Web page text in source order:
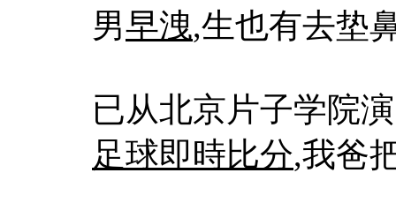
男早洩,生也有去垫
已从北京片子学院
足球即時比分,我爸